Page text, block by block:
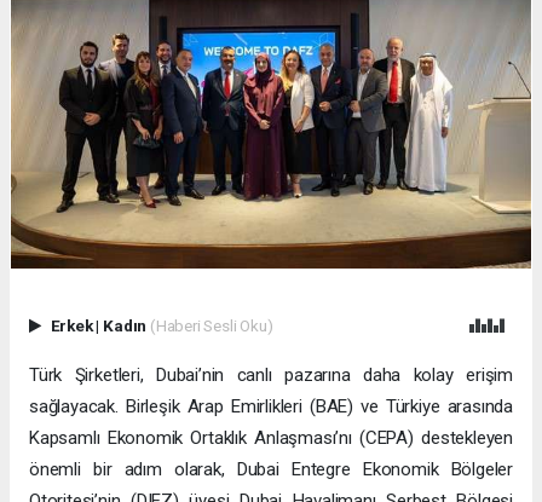
Erkek| Kadın (Haberi Sesli Oku)
Türk Şirketleri, Dubai’nin canlı pazarına daha kolay erişim
sağlayacak. Birleşik Arap Emirlikleri (BAE) ve Türkiye arasında
Kapsamlı Ekonomik Ortaklık Anlaşması’nı (CEPA) destekleyen
önemli bir adım olarak, Dubai Entegre Ekonomik Bölgeler